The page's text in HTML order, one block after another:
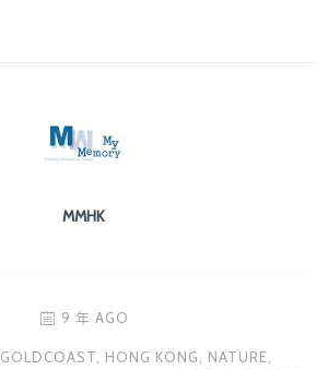
MMHK
9 年 AGO
GOLDCOAST, HONG KONG,
NATURE,